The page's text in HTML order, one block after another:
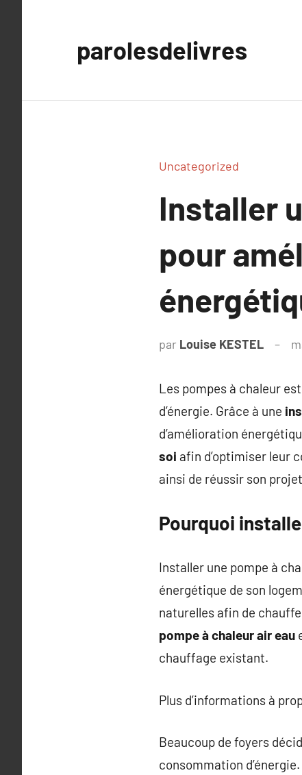
parolesdelivres
Uncategorized
Installer
pour
par Louise KESTEL
Les pompes à chaleur
d’énergie. Grâce à une
d’amélioration
soi afin d’optimiser leur
ainsi de réussir son
Pourquoi
Installer une pompe à
énergétique de son
naturelles afin de
pompe à chaleur air eau
chauffage existant.
Plus d’informations à
Beaucoup de foyers
consommation d’énergie.